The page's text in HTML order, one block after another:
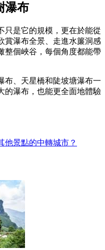
瀑布
只是它的規模，更在於能從
賞瀑布全景、走進水簾洞感
整個峽谷，每個角度都能帶
布、天星橋和陡坡塘瀑布一
的瀑布，也能更全面地體驗
他景點的中轉城市？